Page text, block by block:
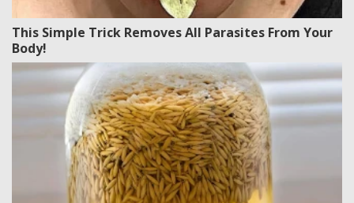
This Simple Trick Removes All Parasites From Your
Body!